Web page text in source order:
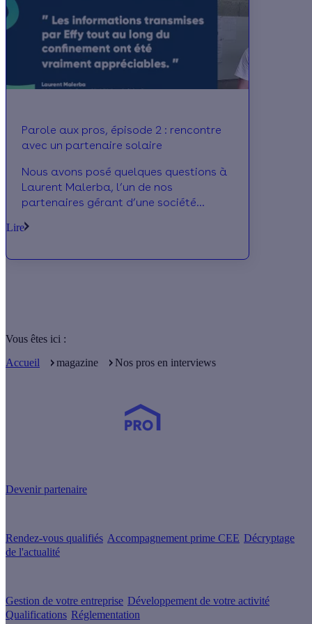
Parole aux pros, épisode 2 : rencontre
avec un partenaire solaire
Nous avons posé quelques questions à
Laurent Malerba, l’un de nos
partenaires gérant d’une société
photovoltaïque. Comme beaucoup
la crise. Aujourd’hui bien relancé, il nous
Lire
Vous êtes ici :
Accueil
magazine Nos pros en interviews
Devenir partenaire
Rendez-vous qualifiés Accompagnement prime CEE Décryptage
de l'actualité
Gestion de votre entreprise Développement de votre activité
Qualifications Réglementation